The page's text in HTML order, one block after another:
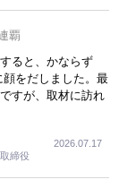
覇
ると、かならず
をだしました。最
すが、取材に訪れ
次々が飛び出しま
つあります。一つ
ービス業、接客業
は1800円もする
懸念もあったそう
締役
2026.07.17